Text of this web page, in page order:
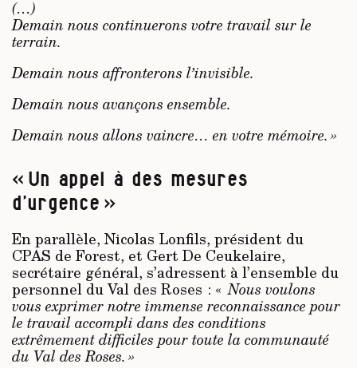
(…)
Demain nous continuerons votre travail sur le
terrain.
Demain nous affronterons l’invisible.
Demain nous avançons ensemble.
Demain nous allons vaincre… en votre mémoire. »
« Un appel à des mesures
d’urgence »
En parallèle, Nicolas Lonfils, président du
CPAS de Forest, et Gert De Ceukelaire,
secrétaire général, s’adressent à l’ensemble du
personnel du Val des Roses : «Nous voulons
vous exprimer notre immense reconnaissance pour
le travail accompli dans des conditions
extrêmement difficiles pour toute la communauté
du Val des Roses. »